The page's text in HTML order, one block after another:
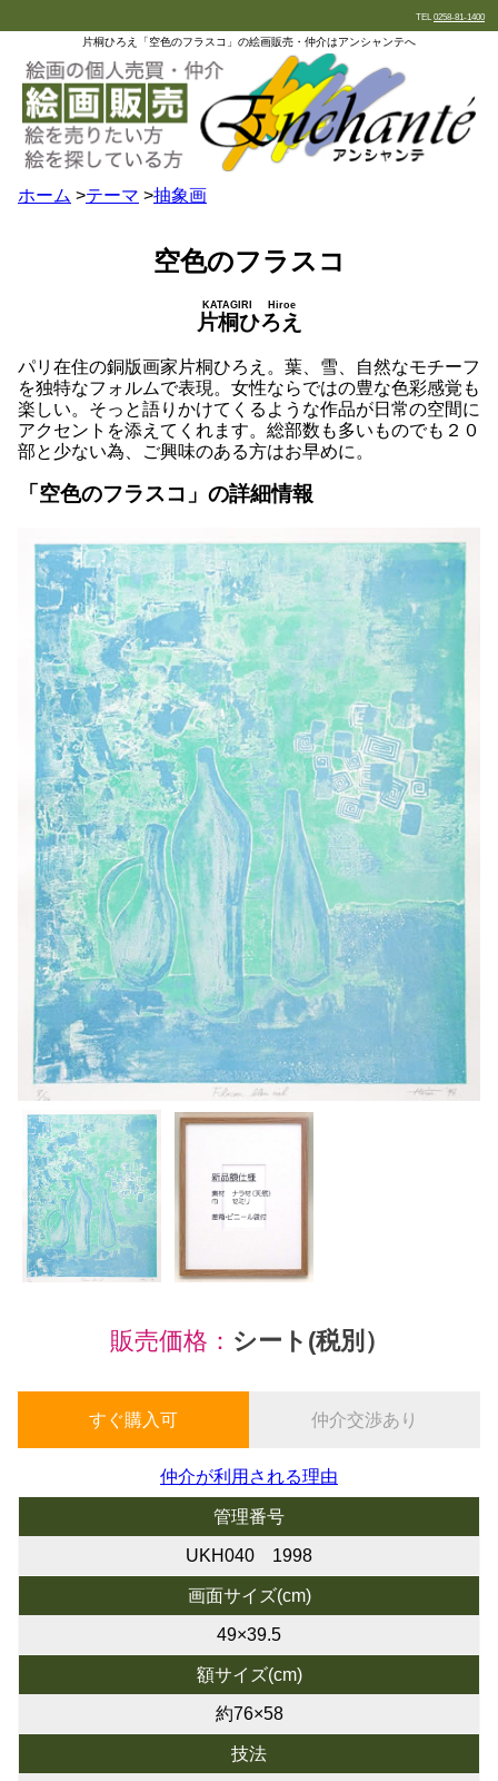
TEL 0258-81-1400
片桐ひろえ「空色のフラスコ」の絵画販売・仲介はアンシャンテへ
ホーム >テーマ >抽象画
空色のフラスコ
片桐ひろえ
KATAGIRI Hiroe
パリ在住の銅版画家片桐ひろえ。葉、雪、自然なモチーフ
を独特なフォルムで表現。女性ならではの豊な色彩感覚も
楽しい。そっと語りかけてくるような作品が日常の空間に
アクセントを添えてくれます。総部数も多いものでも２０
部と少ない為、ご興味のある方はお早めに。
「空色のフラスコ」の詳細情報
販売価格： シート(税別）
すぐ購入可 仲介交渉あり
仲介が利用される理由
管理番号
UKH040 1998
画面サイズ(cm)
49×39.5
額サイズ(cm)
約76×58
技法